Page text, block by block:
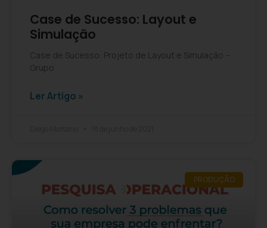
Case de Sucesso: Layout e
Simulação
Case de Sucesso: Projeto de Layout e Simulação –
Grupo
Ler Artigo »
PRODUÇÃO